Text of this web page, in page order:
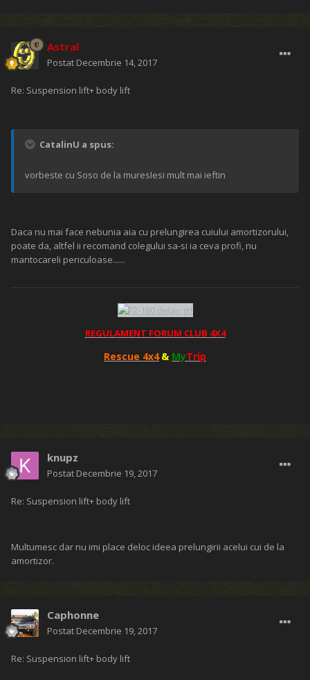
Astral
Postat Decembrie 14, 2017
Re: Suspension lift+ body lift
CatalinU a spus:
vorbeste cu Soso de la muresIesi mult mai ieftin
Daca nu mai face nebunia aia cu prelungirea cuiului amortizorului,
poate da, altfel ii recomand colegului sa-si ia ceva profi, nu
mantocareli periculoase......
REGULAMENT FORUM CLUB 4X4
Rescue 4x4 & MyTrip
knupz
Postat Decembrie 19, 2017
Re: Suspension lift+ body lift
Multumesc dar nu imi place deloc ideea prelungirii acelui cui de la
amortizor.
Caphonne
Postat Decembrie 19, 2017
Re: Suspension lift+ body lift